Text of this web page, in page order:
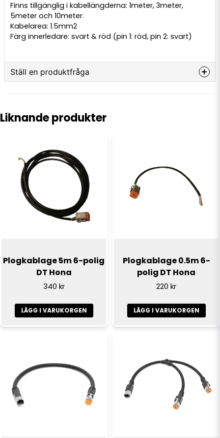
Finns tillgänglig i kabellängderna: 1meter, 3meter,
5meter och 10meter.
Kabelarea: 1.5mm2
Färg innerledare: svart & röd (pin 1: röd, pin 2: svart)
Ställ en produktfråga
email
E-postadress
Skicka fråga
Liknande produkter
Plogkablage 5m 6-polig
DT Hona
340 kr
LÄGG I VARUKORGEN
Plogkablage 0.5m 6-
polig DT Hona
220 kr
LÄGG I VARUKORGEN